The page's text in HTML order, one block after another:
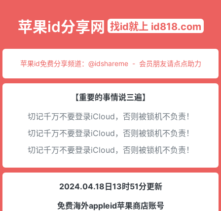
苹果id分享网 找id就上 id818.com
苹果id免费分享频道： @idshareme- 会员朋友请点点助力
【重要的事情说三遍】
切记千万不要登录iCloud，否则被锁机不负责！
切记千万不要登录iCloud，否则被锁机不负责！
切记千万不要登录iCloud，否则被锁机不负责！
2024.04.18日13时51分更新
免费海外appleid苹果商店账号